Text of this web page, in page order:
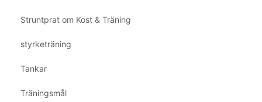
Struntprat om Kost & Träning
styrketräning
Tankar
Träningsmål